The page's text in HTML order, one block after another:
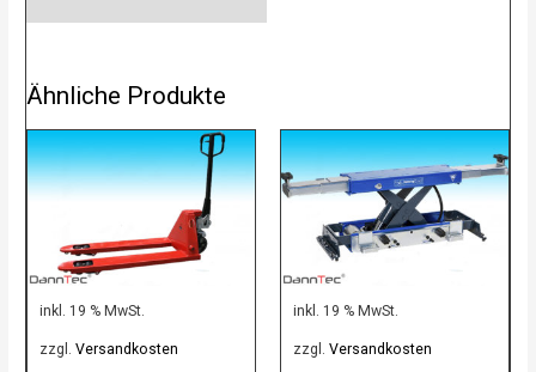
Ähnliche Produkte
inkl. 19 % MwSt.
zzgl.Versandkosten
inkl. 19 % MwSt.
zzgl. Versandkosten